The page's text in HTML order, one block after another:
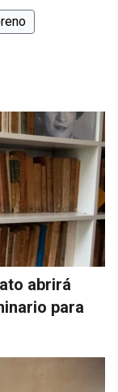
abrirá
para